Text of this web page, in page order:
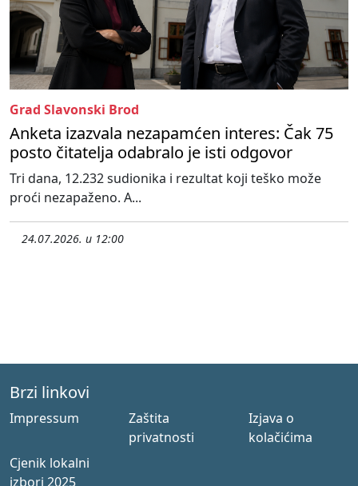
Grad Slavonski Brod
Anketa izazvala nezapamćen interes: Čak 75
posto čitatelja odabralo je isti odgovor
Tri dana, 12.232 sudionika i rezultat koji teško može
proći nezapaženo. A...
24.07.2026. u 12:00
Brzi linkovi
Impressum
Zaštita
privatnosti
Izjava o
kolačićima
Cjenik lokalni
izbori 2025